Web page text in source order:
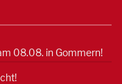
08.08. in Gommern!